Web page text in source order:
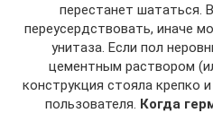
перестанет шататься.
переусердствовать, иначе
унитаза. Если пол
цементным раствором
конструкция стояла крепко
пользователя. Когда